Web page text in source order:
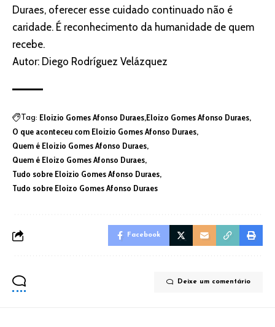
Duraes, oferecer esse cuidado continuado não é
caridade. É reconhecimento da humanidade de quem
recebe.
Autor: Diego Rodríguez Velázquez
Tag: Eloizio Gomes Afonso Duraes Eloizo Gomes Afonso Duraes
O que aconteceu com Eloizio Gomes Afonso Duraes
Quem é Eloizio Gomes Afonso Duraes
Quem é Eloizo Gomes Afonso Duraes
Tudo sobre Eloizio Gomes Afonso Duraes
Tudo sobre Eloizo Gomes Afonso Duraes
Facebook
Deixe um comentário